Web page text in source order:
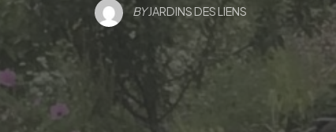
BYJARDINS DES LIENS